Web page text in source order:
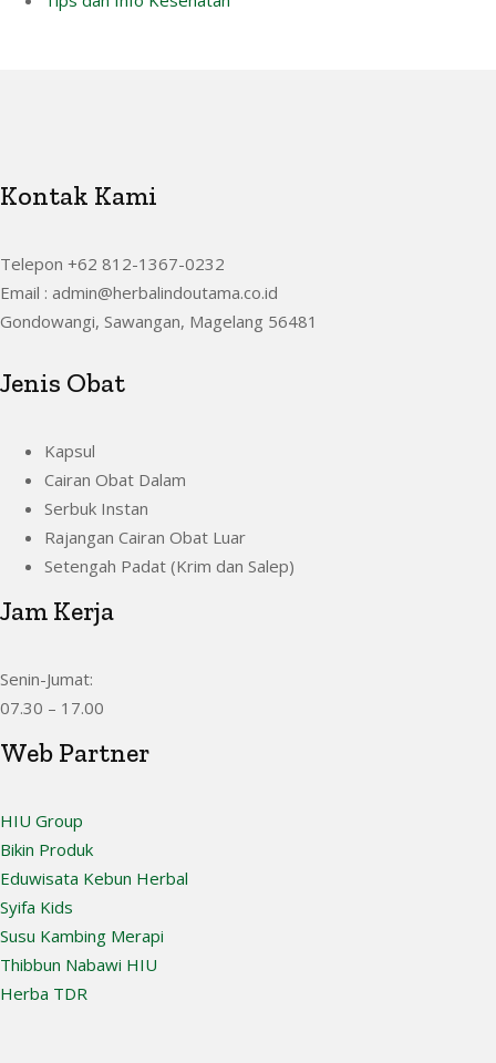
Kontak Kami
Telepon +62 812-1367-0232
Email : admin@herbalindoutama.co.id
Gondowangi, Sawangan, Magelang 56481
Jenis Obat
Kapsul
Cairan Obat Dalam
Serbuk Instan
Rajangan Cairan Obat Luar
Setengah Padat (Krim dan Salep)
Jam Kerja
Senin-Jumat:
07.30 – 17.00
Web Partner
HIU Group
Bikin Produk
Eduwisata Kebun Herbal
Syifa Kids
Susu Kambing Merapi
Thibbun Nabawi HIU
Herba TDR